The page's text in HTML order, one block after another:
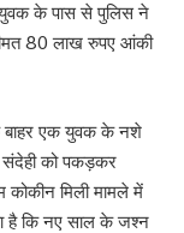
के पास से पुलिस ने
80 लाख रुपए आंकी
बाहर एक युवक के नशे
संदेही को पकड़कर
मिली मामले में
है कि नए साल के जश्न